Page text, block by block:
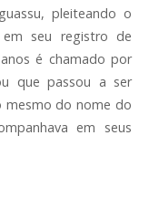
pleiteando o
seu registro de
é chamado por
que passou a ser
mesmo do nome do
em seus